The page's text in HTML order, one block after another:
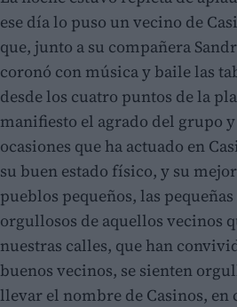
ese día lo puso un vecino de
que, junto a su compañera
coronó con música y baile las
desde los cuatro puntos de la
manifiesto el agrado del grupo
ocasiones que ha actuado en
su buen estado físico, y su
pueblos pequeños, las
orgullosos de aquellos vecinos
nuestras calles, que han
buenos vecinos, se sienten
llevar el nombre de Casinos, en